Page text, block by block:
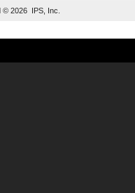
© 2026 IPS, Inc